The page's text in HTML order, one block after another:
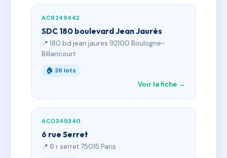
AC9249442
SDC 180 boulevard Jean Jaurès
📍 180 bd jean jaures 92100 Boulogne-
Billancourt
🏠 26 lots
Voir la fiche →
AC0349340
6 rue Serret
📍 6 r serret 75015 Paris